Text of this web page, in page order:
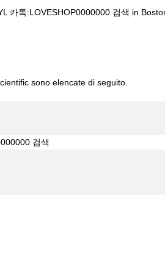
카톡:LOVESHOP0000000 검색 in
sono elencate di seguito.